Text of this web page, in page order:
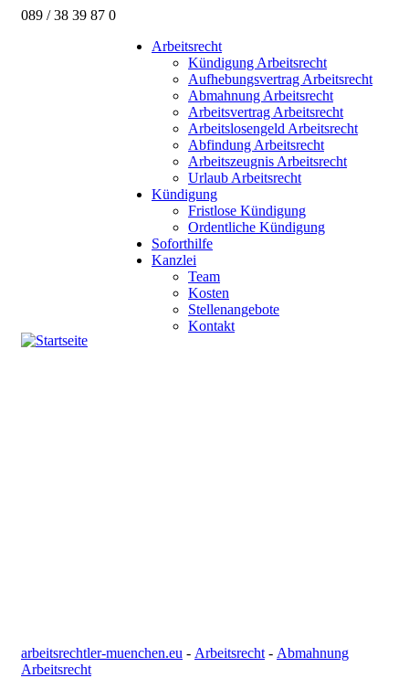
089 / 38 39 87 0
Arbeitsrecht
Kündigung Arbeitsrecht
Aufhebungsvertrag Arbeitsrecht
Abmahnung Arbeitsrecht
Arbeitsvertrag Arbeitsrecht
Arbeitslosengeld Arbeitsrecht
Abfindung Arbeitsrecht
Arbeitszeugnis Arbeitsrecht
Urlaub Arbeitsrecht
Kündigung
Fristlose Kündigung
Ordentliche Kündigung
Soforthilfe
Kanzlei
Team
Kosten
Stellenangebote
Kontakt
arbeitsrechtler-muenchen.eu - Arbeitsrecht - Abmahnung
Arbeitsrecht